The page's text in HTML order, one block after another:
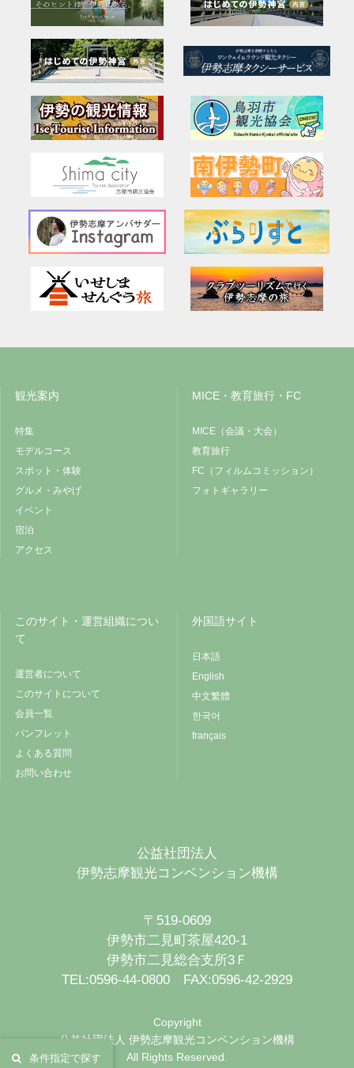
条件指定で探す
観光案内
特集
モデルコース
スポット・体験
グルメ・みやげ
イベント
宿泊
アクセス
MICE・教育旅行・FC
MICE（会議・大会）
教育旅行
FC（フィルムコミッション）
フォトギャラリー
このサイト・運営組織につい
て
運営者について
このサイトについて
会員一覧
パンフレット
よくある質問
お問い合わせ
外国語サイト
日本語
English
中文繁體
한국어
français
公益社団法人
伊勢志摩観光コンベンション機構
〒519-0609
伊勢市二見町茶屋420-1
伊勢市二見総合支所3Ｆ
TEL:0596-44-0800 FAX:0596-42-2929
Copyright
公益社団法人 伊勢志摩観光コンベンション機構
All Rights Reserved.